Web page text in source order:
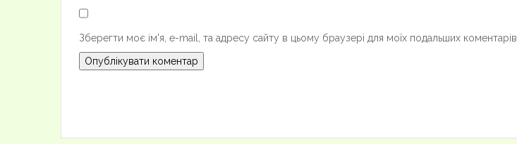
Зберегти моє ім'я, e-mail, та адресу сайту в цьому браузері для моїх подальших коментарів.